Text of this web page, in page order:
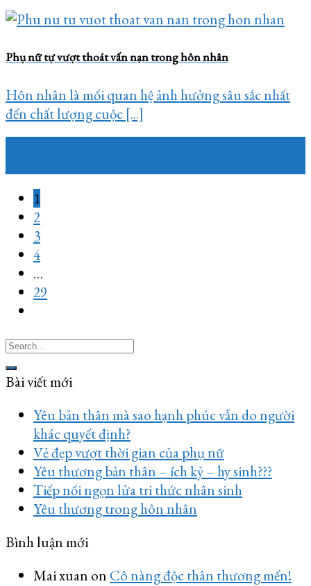
Phụ nữ tự vượt thoát vấn nạn trong hôn nhân
Hôn nhân là mối quan hệ ảnh hưởng sâu sắc nhất
đến chất lượng cuộc [...]
1
2
3
4
…
29
Bài viết mới
Yêu bản thân mà sao hạnh phúc vẫn do người
khác quyết định?
Vẻ đẹp vượt thời gian của phụ nữ
Yêu thương bản thân – ích kỷ – hy sinh???
Tiếp nối ngọn lửa tri thức nhân sinh
Yêu thương trong hôn nhân
Bình luận mới
Mai xuan on Cô nàng độc thân thương mến!